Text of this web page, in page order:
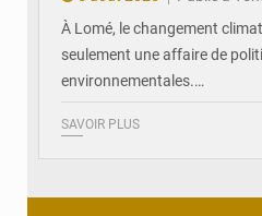
À Lomé, le changement
seulement une affaire de
environnementales.…
SAVOIR PLUS